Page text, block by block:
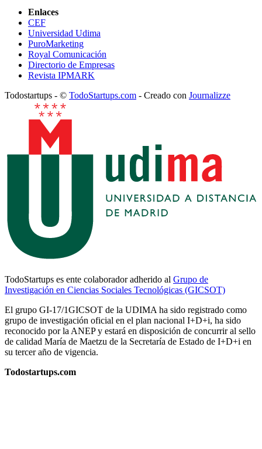
Enlaces
CEF
Universidad Udima
PuroMarketing
Royal Comunicación
Directorio de Empresas
Revista IPMARK
Todostartups - © TodoStartups.com - Creado con Journalizze
TodoStartups es ente colaborador adherido al Grupo de
Investigación en Ciencias Sociales Tecnológicas (GICSOT)
El grupo GI-17/1GICSOT de la UDIMA ha sido registrado como
grupo de investigación oficial en el plan nacional I+D+i, ha sido
reconocido por la ANEP y estará en disposición de concurrir al sello
de calidad María de Maetzu de la Secretaría de Estado de I+D+i en
su tercer año de vigencia.
Todostartups.com